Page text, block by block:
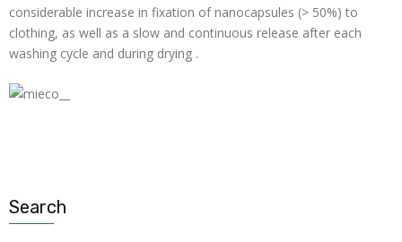
considerable increase in fixation of nanocapsules (> 50%) to
clothing, as well as a slow and continuous release after each
washing cycle and during drying .
Search